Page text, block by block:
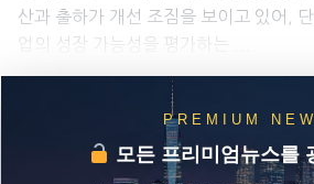
산과 출하가 개선 조짐을 보이고 있어,
업의 성장 가능성을 평가하는 ...
PREMIUM
모든 프리미엄뉴스를